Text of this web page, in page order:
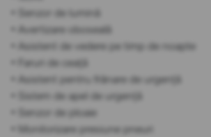
• Senzor de lumină
• Avertizare oboseală
• Asistent de vedere pe timp de noapte
• Faruri de ceață
• Asistent pentru frânare de urgență
• Sistem de apel de urgență
• Senzor de ploaie
• Monitorizare presiune pneuri